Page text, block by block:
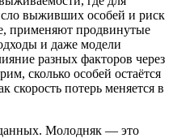
выживших особей и риск
применяют продвинутые
и даже модели
разных факторов через
сколько особей остаётся
скорость потерь меняется в
Молодняк — это